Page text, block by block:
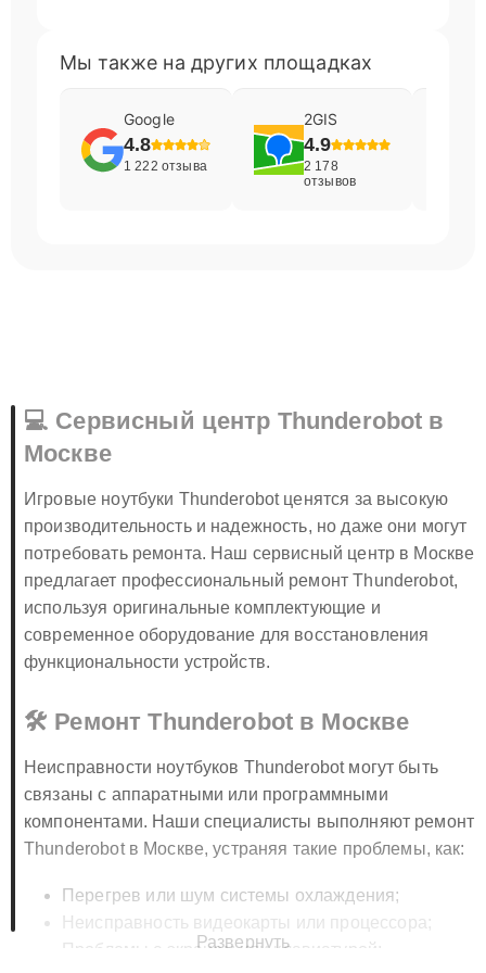
Мы также на других площадках
Google
4.8
1 222 отзыва
2GIS
4.9
2 178
отзывов
💻 Сервисный центр Thunderobot в
Москве
Игровые ноутбуки Thunderobot ценятся за высокую
производительность и надежность, но даже они могут
потребовать ремонта. Наш сервисный центр в Москве
предлагает профессиональный ремонт Thunderobot,
используя оригинальные комплектующие и
современное оборудование для восстановления
функциональности устройств.
🛠️ Ремонт Thunderobot в Москве
Неисправности ноутбуков Thunderobot могут быть
связаны с аппаратными или программными
компонентами. Наши специалисты выполняют ремонт
Thunderobot в Москве, устраняя такие проблемы, как:
Перегрев или шум системы охлаждения;
Неисправность видеокарты или процессора;
Проблемы с экраном или клавиатурой;
Развернуть